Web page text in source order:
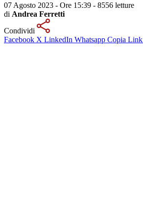
07 Agosto 2023 - Ore 15:39 - 8556 letture
di Andrea Ferretti
Condividi
Facebook X LinkedIn Whatsapp Copia Link